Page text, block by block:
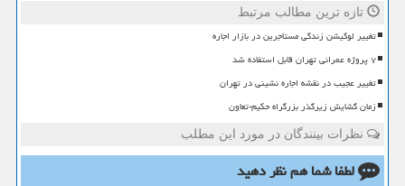
تازه ترین مطالب مرتبط
تغییر لوکیشن زندگی مستاجرین در بازار اجاره
۷ پروژه عمرانی تهران قابل استفاده شد
تغییر عجیب در نقشه اجاره نشینی در تهران
زمان گشایش زیرگذر بزرگراه حکیم-تعاون
نظرات بینندگان در مورد این مطلب
لطفا شما همنظر دهید